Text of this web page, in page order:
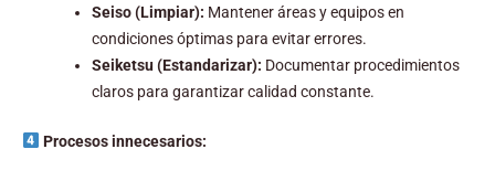
Seiso (Limpiar): Mantener áreas y equipos en
condiciones óptimas para evitar errores.
Seiketsu (Estandarizar): Documentar procedimientos
claros para garantizar calidad constante.
Procesos innecesarios: